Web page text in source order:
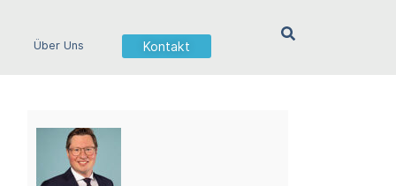
Über Uns Kontakt